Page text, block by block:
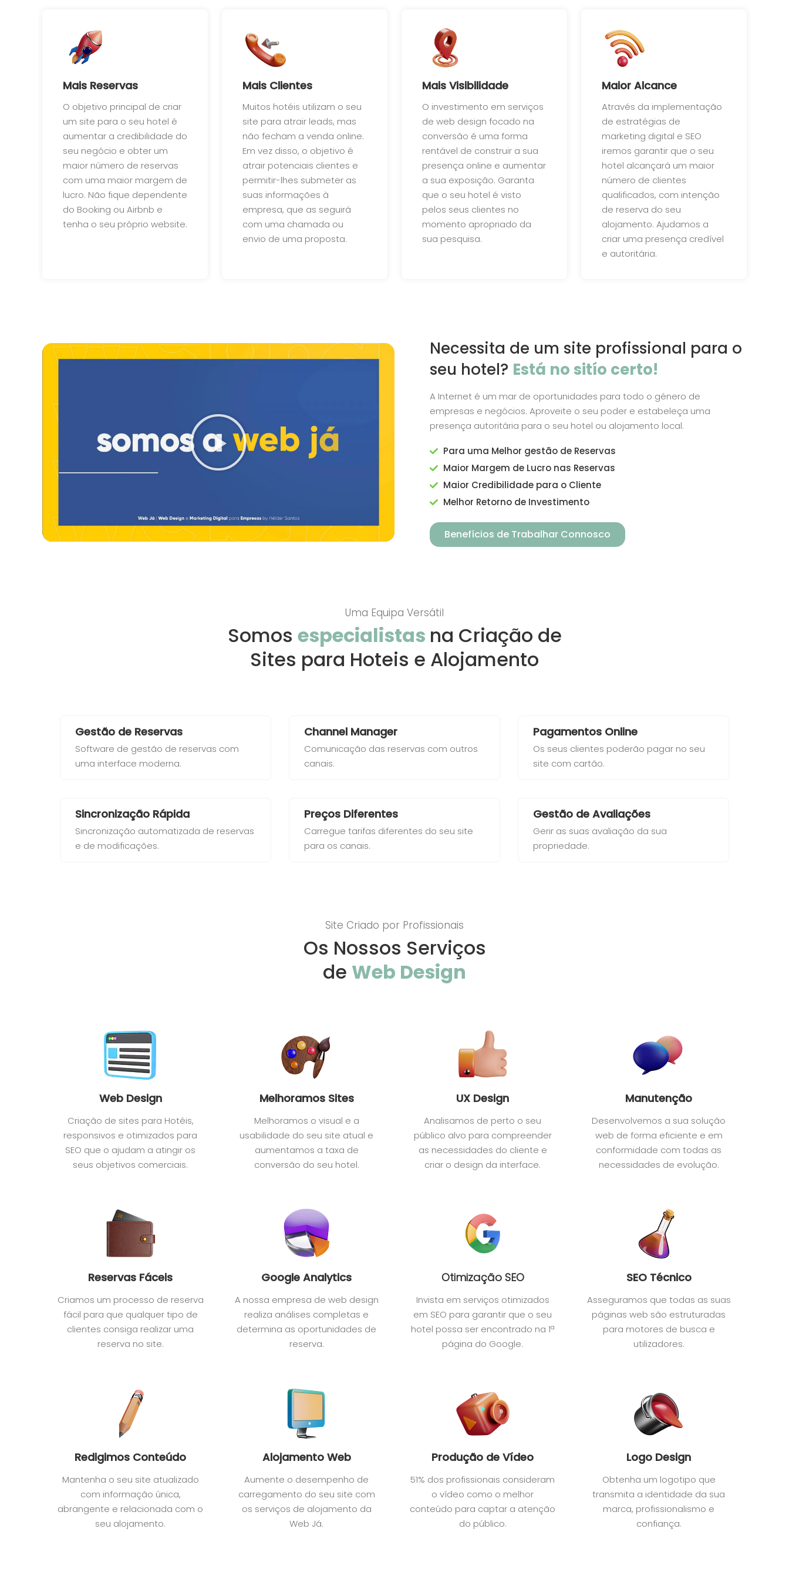
Mais Reservas
O objetivo principal de criar
um site para o seu hotel é
aumentar a credibilidade do
seu negócio e obter um
maior número de reservas
com uma maior margem de
lucro. Não fique dependente
do Booking ou Airbnb e
tenha o seu próprio website.
Mais Clientes
Muitos hotéis utilizam o seu
site para atrair leads, mas
não fecham a venda online.
Em vez disso, o objetivo é
atrair potenciais clientes e
permitir-lhes submeter as
suas informações à
empresa, que as seguirá
com uma chamada ou
envio de uma proposta.
Mais Visibilidade
O investimento em serviços
de web design focado na
conversão é uma forma
rentável de construir a sua
presença online e aumentar
a sua exposição. Garanta
que o seu hotel é visto
pelos seus clientes no
momento apropriado da
sua pesquisa.
Maior Alcance
Através da implementação
de estratégias de
marketing digital e SEO
iremos garantir que o seu
hotel alcançará um maior
número de clientes
qualificados, com intenção
de reserva do seu
alojamento. Ajudamos a
criar uma presença credível
e autoritária.
Necessita de um site profissional para o
seu hotel? Está no sitío certo!
A Internet é um mar de oportunidades para todo o género de
empresas e negócios. Aproveite o seu poder e estabeleça uma
presença autoritária para o seu hotel ou alojamento local.
Para uma Melhor gestão de Reservas
Maior Margem de Lucro nas Reservas
Maior Credibilidade para o Cliente
Melhor Retorno de Investimento
Benefícios de Trabalhar Connosco
Uma Equipa Versátil
Somos especialistas na Criação de
Sites para Hoteis e Alojamento
Gestão de Reservas
Software de gestão de reservas com
uma interface moderna.
Channel Manager
Comunicação das reservas com outros
canais.
Pagamentos Online
Os seus clientes poderão pagar no seu
site com cartão.
Sincronização Rápida
Sincronização automatizada de reservas
e de modificações.
Preços Diferentes
Carregue tarifas diferentes do seu site
para os canais.
Gestão de Avaliações
Gerir as suas avaliação da sua
propriedade.
Site Criado por Profissionais
Os Nossos Serviços
de Web Design
Web Design
Criação de sites para Hotéis,
responsivos e otimizados para
SEO que o ajudam a atingir os
seus objetivos comerciais.
Melhoramos Sites
Melhoramos o visual e a
usabilidade do seu site atual e
aumentamos a taxa de
conversão do seu hotel.
UX Design
Analisamos de perto o seu
público alvo para compreender
as necessidades do cliente e
criar o design da interface.
Manutenção
Desenvolvemos a sua solução
web de forma eficiente e em
conformidade com todas as
necessidades de evolução.
Reservas Fáceis
Criamos um processo de reserva
fácil para que qualquer tipo de
clientes consiga realizar uma
reserva no site.
Google Analytics
A nossa empresa de web design
realiza análises completas e
determina as oportunidades de
reserva.
Otimização SEO
Invista em serviços otimizados
em SEO para garantir que o seu
hotel possa ser encontrado na 1ª
página do Google.
SEO Técnico
Asseguramos que todas as suas
páginas web são estruturadas
para motores de busca e
utilizadores.
Redigimos Conteúdo
Mantenha o seu site atualizado
com informação única,
abrangente e relacionada com o
seu alojamento.
Alojamento Web
Aumente o desempenho de
carregamento do seu site com
os serviços de alojamento da
Web Já.
Produção de Vídeo
51% dos profissionais consideram
o vídeo como o melhor
conteúdo para captar a atenção
do público.
Logo Design
Obtenha um logotipo que
transmita a identidade da sua
marca, profissionalismo e
confiança.